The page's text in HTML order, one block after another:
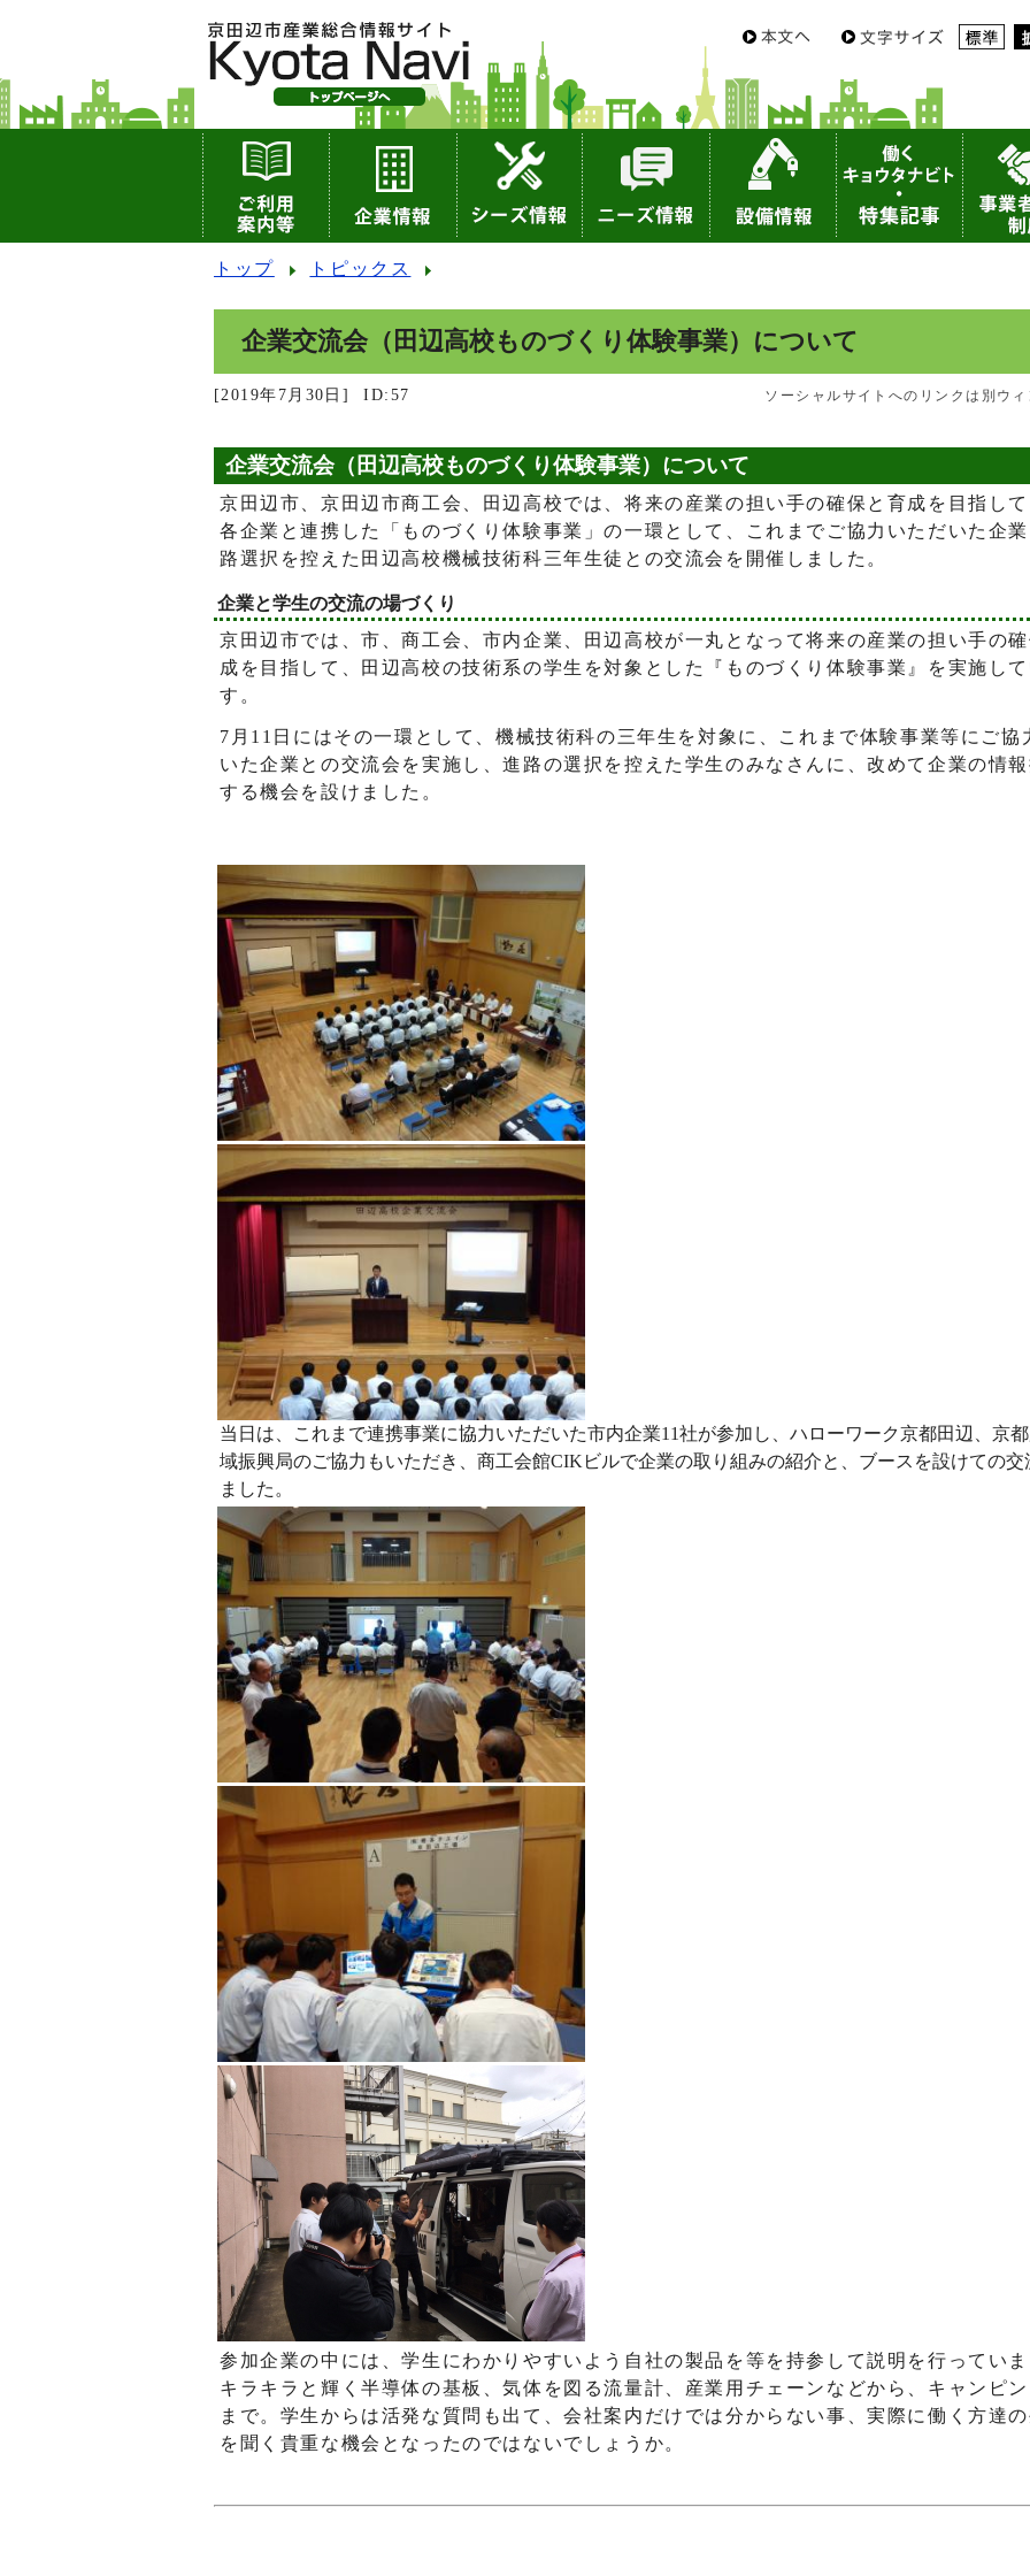
トップ トピックス
企業交流会（田辺高校ものづくり体験事業）について
[2019年7月30日] ID:57 ソーシャルサイトへのリンクは別ウ
企業交流会（田辺高校ものづくり体験事業）について
京田辺市、京田辺市商工会、田辺高校では、将来の産業の担い手の確保と育成を目指し
各企業と連携した「ものづくり体験事業」の一環として、これまでご協力いただいた企
路選択を控えた田辺高校機械技術科三年生徒との交流会を開催しました。
企業と学生の交流の場づくり
京田辺市では、市、商工会、市内企業、田辺高校が一丸となって将来の産業の担い手の
成を目指して、田辺高校の技術系の学生を対象とした『ものづくり体験事業』を実施して
す。
7月11日にはその一環として、機械技術科の三年生を対象に、これまで体験事業等にご協
いた企業との交流会を実施し、進路の選択を控えた学生のみなさんに、改めて企業の情
する機会を設けました。
当日は、これまで連携事業に協力いただいた市内企業11社が参加し、ハローワーク京都田辺、京
域振興局のご協力もいただき、商工会館CIKビルで企業の取り組みの紹介と、ブースを設けての交
ました。
参加企業の中には、学生にわかりやすいよう自社の製品を等を持参して説明を行っていま
キラキラと輝く半導体の基板、気体を図る流量計、産業用チェーンなどから、キャンピ
まで。学生からは活発な質問も出て、会社案内だけでは分からない事、実際に働く方達
を聞く貴重な機会となったのではないでしょうか。